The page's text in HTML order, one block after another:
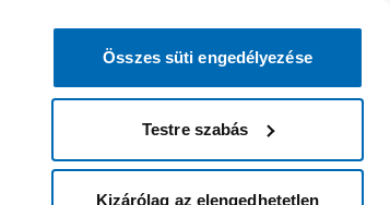
Összes süti engedélyezése
Testre szabás
Kizárólag az elengedhetetlen